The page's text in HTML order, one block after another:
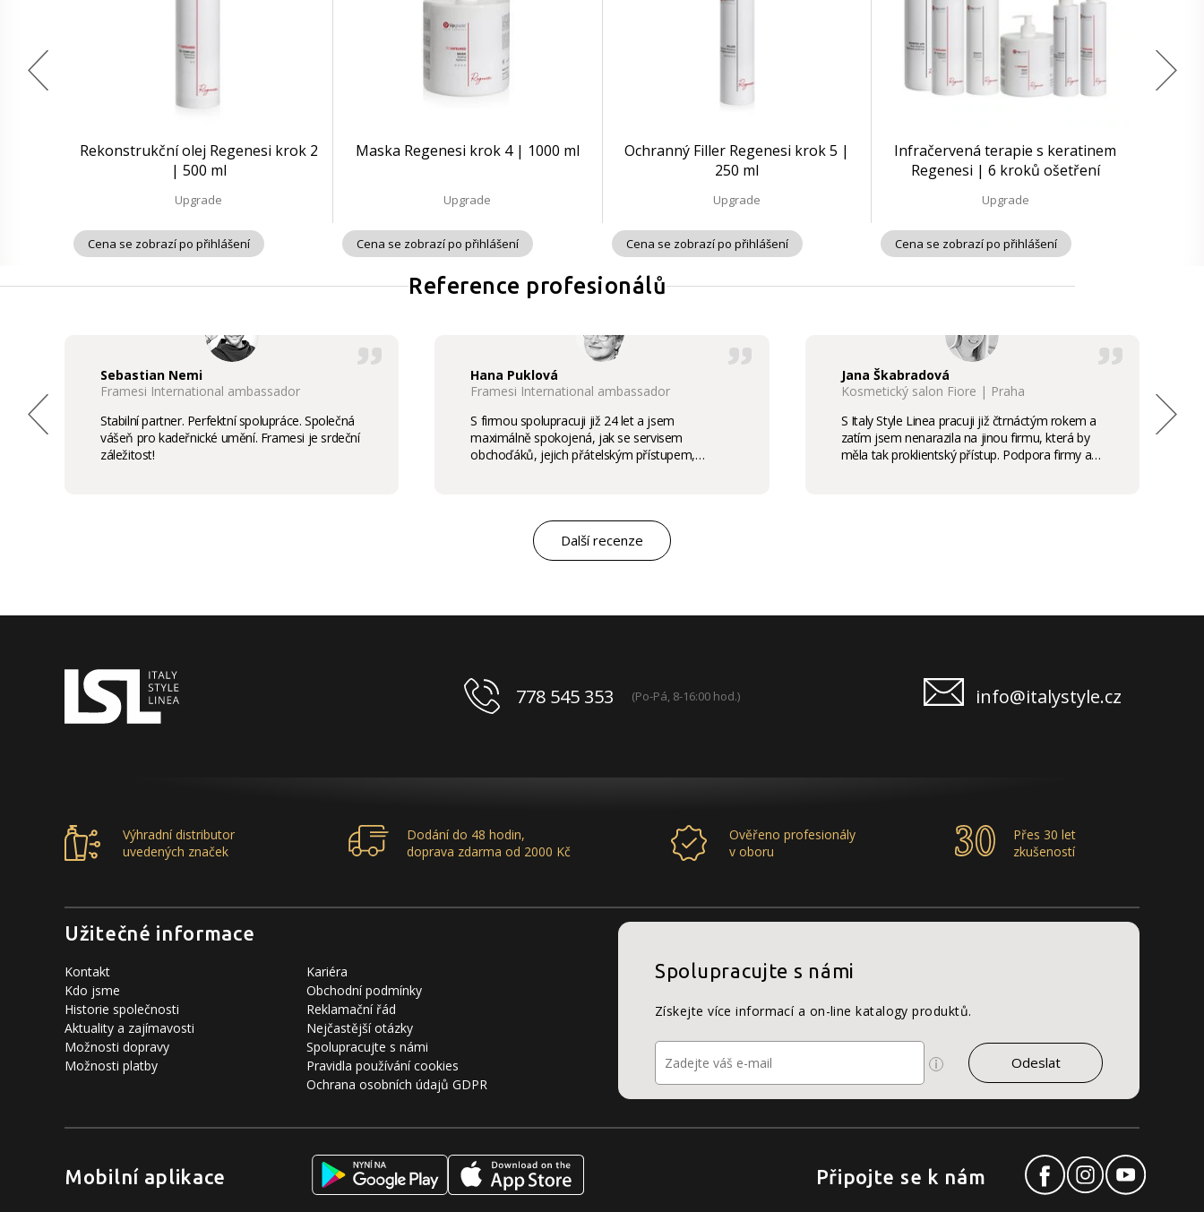
Rekonstrukční olej Regenesi krok 2
| 500 ml
Upgrade
Cena se zobrazí po přihlášení
Maska Regenesi krok 4 | 1000 ml
Upgrade
Cena se zobrazí po přihlášení
Ochranný Filler Regenesi krok 5 |
250 ml
Upgrade
Cena se zobrazí po přihlášení
Infračervená terapie s keratinem
Regenesi | 6 kroků ošetření
Upgrade
Cena se zobrazí po přihlášení
Reference profesionálů
Sebastian Nemi
Framesi International ambassador
Stabilní partner. Perfektní spolupráce. Společná
vášeň pro kadeřnické umění. Framesi je srdeční
záležitost!
Hana Puklová
Framesi International ambassador
S firmou spolupracuji již 24 let a jsem
maximálně spokojená, jak se servisem
obchoďáků, jejich přátelským přístupem,
marketingovým servisem. Pro mě je to po těch
letech „druhá rodina“. Myslím, že ty roky
spolupráce mluví za vše.
Jana Škabradová
Kosmetický salon Fiore | Praha
S Italy Style Linea pracuji již čtrnáctým rokem a
zatím jsem nenarazila na jinou firmu, která by
měla tak proklientský přístup. Podpora firmy a
Další recenze
778 545 353 (Po-Pá, 8-16:00 hod.) info@italystyle.cz
Výhradní distributor
uvedených značek
Dodání do 48 hodin,
doprava zdarma od 2000 Kč
Ověřeno profesionály
v oboru
Přes 30 let
zkušeností
Užitečné informace
Kontakt
Kdo jsme
Historie společnosti
Aktuality a zajímavosti
Možnosti dopravy
Možnosti platby
Kariéra
Obchodní podmínky
Reklamační řád
Nejčastější otázky
Spolupracujte s námi
Pravidla používání cookies
Ochrana osobních údajů GDPR
Spolupracujte s námi
Získejte více informací a on-line katalogy produktů.
Mobilní aplikace Připojte se k nám